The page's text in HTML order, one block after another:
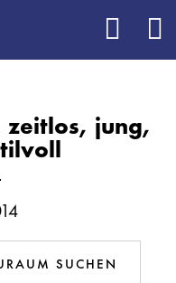
zeitlos, jung,
SUCHEN